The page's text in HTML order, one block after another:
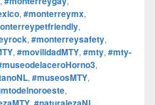
, #monterreymx,
,
, #monterreysafety,
, #movilidadMTY, #mty, #mty-
,
, #museosMTY,
,
, ,